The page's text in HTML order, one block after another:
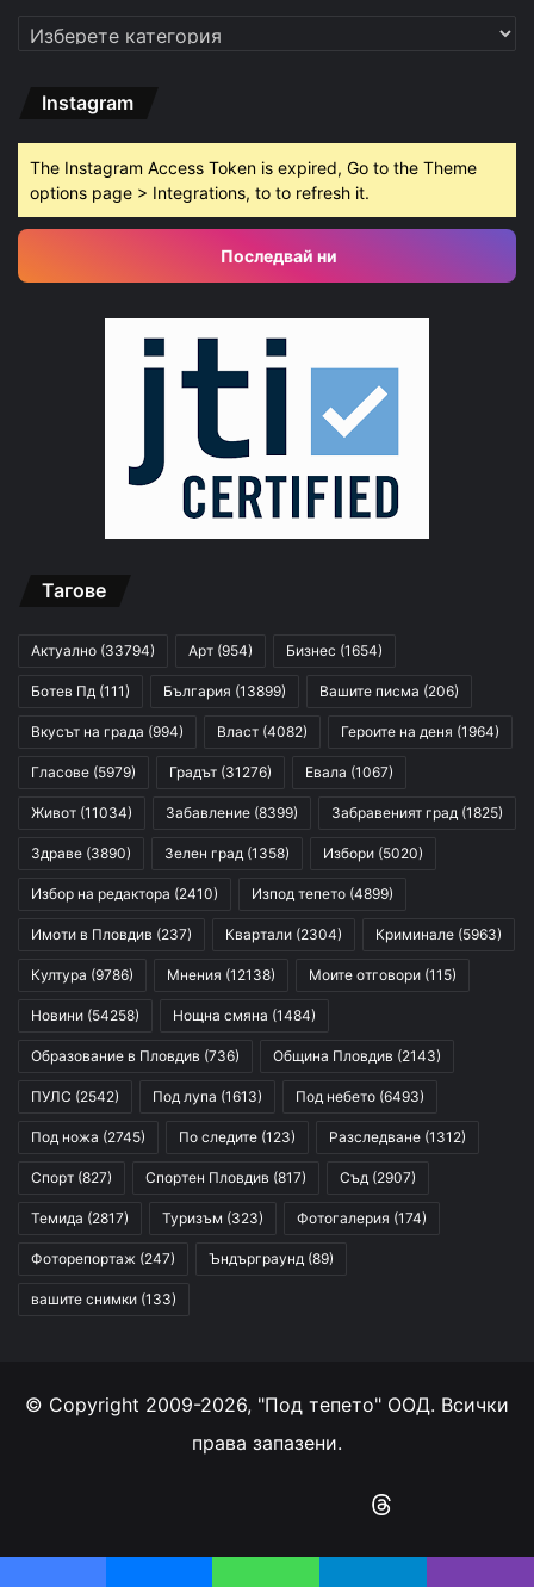
Категории
Instagram
The Instagram Access Token is expired, Go to the Theme
options page > Integrations, to to refresh it.
Последвай ни
Тагове
Актуално (33794) Арт (954) Бизнес (1654)
Ботев Пд (111) България (13899) Вашите писма (206)
Вкусът на града (994) Власт (4082) Героите на деня (1964)
Гласове (5979) Градът (31276) Евала (1067)
Живот (11034) Забавление (8399) Забравеният град (1825)
Здраве (3890) Зелен град (1358) Избори (5020)
Избор на редактора (2410) Изпод тепето (4899)
Имоти в Пловдив (237) Квартали (2304) Криминале (5963)
Култура (9786) Мнения (12138) Моите отговори (115)
Новини (54258) Нощна смяна (1484)
Образование в Пловдив (736) Община Пловдив (2143)
ПУЛС (2542) Под лупа (1613) Под небето (6493)
Под ножа (2745) По следите (123) Разследване (1312)
Спорт (827) Спортен Пловдив (817) Съд (2907)
Темида (2817) Туризъм (323) Фотогалерия (174)
Фоторепортаж (247) Ъндърграунд (89)
вашите снимки (133)
© Copyright 2009-2026, "Под тепето" ООД. Всички
права запазени.
Instagram
RSS